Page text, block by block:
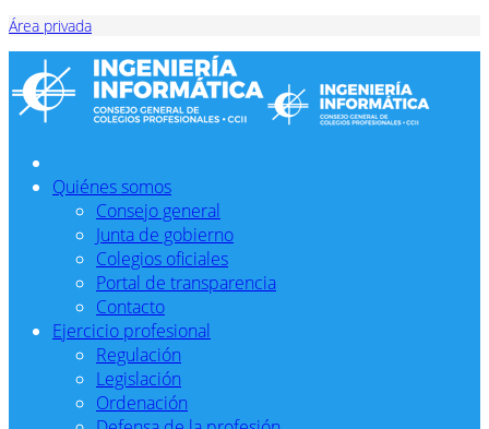
Área privada
Quiénes somos
Consejo general
Junta de gobierno
Colegios oficiales
Portal de transparencia
Contacto
Ejercicio profesional
Regulación
Legislación
Ordenación